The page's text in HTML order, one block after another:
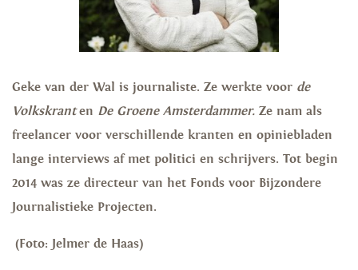
Geke van der Wal is journaliste. Ze werkte voor de
Volkskranten De Groene Amsterdammer. Ze nam als
freelancer voor verschillende kranten en opiniebladen
lange interviews af met politici en schrijvers. Tot begin
2014 was ze directeur van het Fonds voor Bijzondere
Journalistieke Projecten.
(Foto: Jelmer de Haas)